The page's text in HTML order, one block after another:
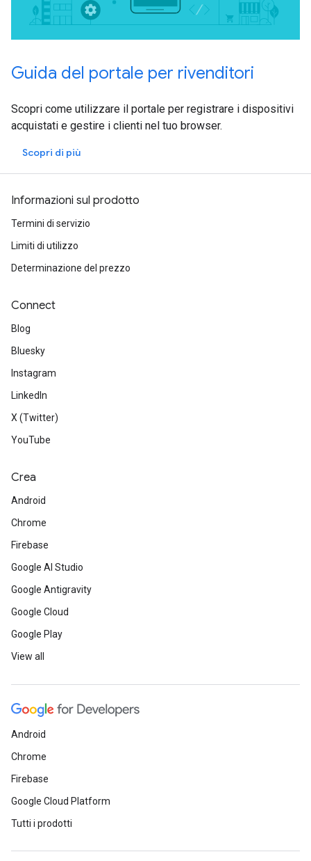
Guida del portale per rivenditori
Scopri come utilizzare il portale per registrare i dispositivi
acquistati e gestire i clienti nel tuo browser.
Scopri di più
Informazioni sul prodotto
Termini di servizio
Limiti di utilizzo
Determinazione del prezzo
Connect
Blog
Bluesky
Instagram
LinkedIn
X (Twitter)
YouTube
Crea
Android
Chrome
Firebase
Google AI Studio
Google Antigravity
Google Cloud
Google Play
View all
Android
Chrome
Firebase
Google Cloud Platform
Tutti i prodotti